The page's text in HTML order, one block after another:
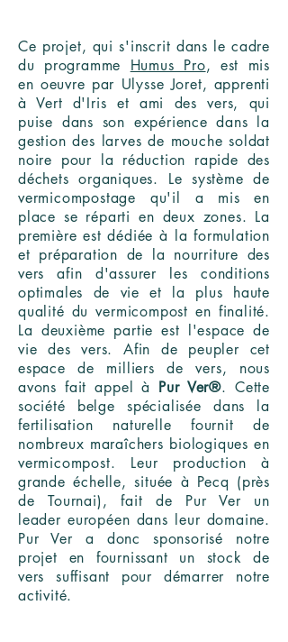
Ce projet, qui s'inscrit dans le cadre
du programme Humus Pro, est mis
en oeuvre par Ulysse Joret, apprenti
à Vert d'Iris et ami des vers, qui
puise dans son expérience dans la
gestion des larves de mouche soldat
noire pour la réduction rapide des
déchets organiques. Le système de
vermicompostage qu'il a mis en
place se réparti en deux zones. La
première est dédiée à la formulation
et préparation de la nourriture des
vers afin d'assurer les conditions
optimales de vie et la plus haute
qualité du vermicompost en finalité.
La deuxième partie est l'espace de
vie des vers. Afin de peupler cet
espace de milliers de vers, nous
avons fait appel à Pur Ver®. Cette
société belge spécialisée dans la
fertilisation naturelle fournit de
nombreux maraîchers biologiques en
vermicompost. Leur production à
grande échelle, située à Pecq (près
de Tournai), fait de Pur Ver un
leader européen dans leur domaine.
Pur Ver a donc sponsorisé notre
projet en fournissant un stock de
vers suffisant pour démarrer notre
activité.